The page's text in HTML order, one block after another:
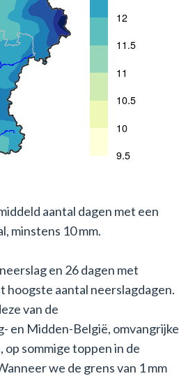
aantal dagen met een
minstens 10 mm.
en 26 dagen met
hoogste aantal neerslagdagen.
van de
en Midden-België, omvangrijke
sommige toppen in de
we de grens van 1 mm